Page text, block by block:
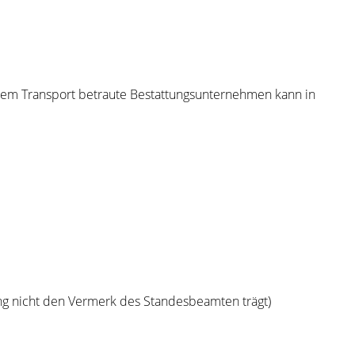
Transport betraute Bestattungsunternehmen kann in
nicht den Vermerk des Standesbeamten trägt)